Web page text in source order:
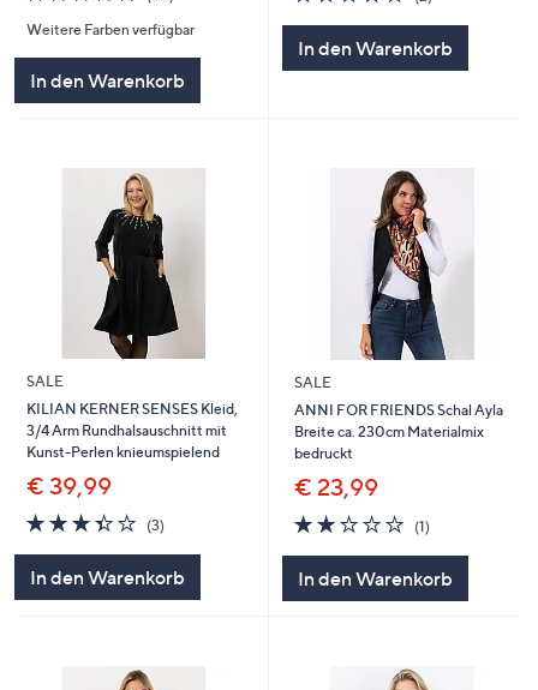
von
5
Weitere Farben verfügbar
In den Warenkorb
von
In den Warenkorb
SALE
KILIAN KERNER SENSES Kleid,
3/4 Arm Rundhalsauschnitt mit
Kunst-Perlen knieumspielend
€ 39,99
3.3
von
(3)3
In den Warenkorb
SALE
ANNI FOR FRIENDS Schal Ayla
Breite ca. 230cm Materialmix
bedruckt
€ 23,99
2.0
von
(1)1
In den Warenkorb